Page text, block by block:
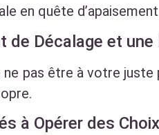
en quête
de Décalage et
ne pas être à votre
à Opérer des